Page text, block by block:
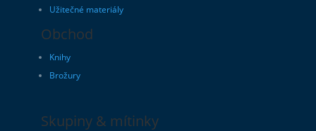
Užitečné materiály
Obchod
Knihy
Brožury
Skupiny & mítinky